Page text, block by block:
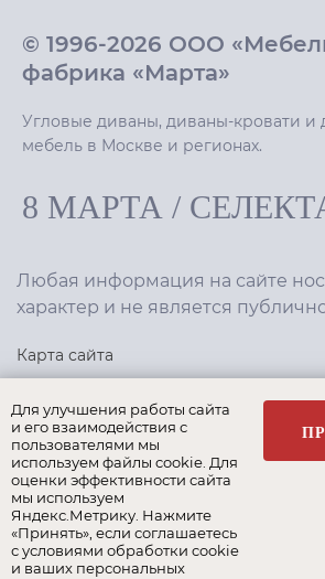
© 1996-2026 ООО
фабрика «Марта»
Угловые диваны, диваны-кровати и
мебель в Москве и регионах.
8 МАРТА /
Любая информация на сайте
характер и не является
Карта сайта
Создание сайта,интернет-
Наши бренды:
Для улучшения работы сайта
и его взаимодействия с
пользователями мы
используем файлы cookie. Для
оценки эффективности сайта
мы используем
Яндекс.Метрику. Нажмите
«Принять», если соглашаетесь
с условиями обработки cookie
и ваших персональных